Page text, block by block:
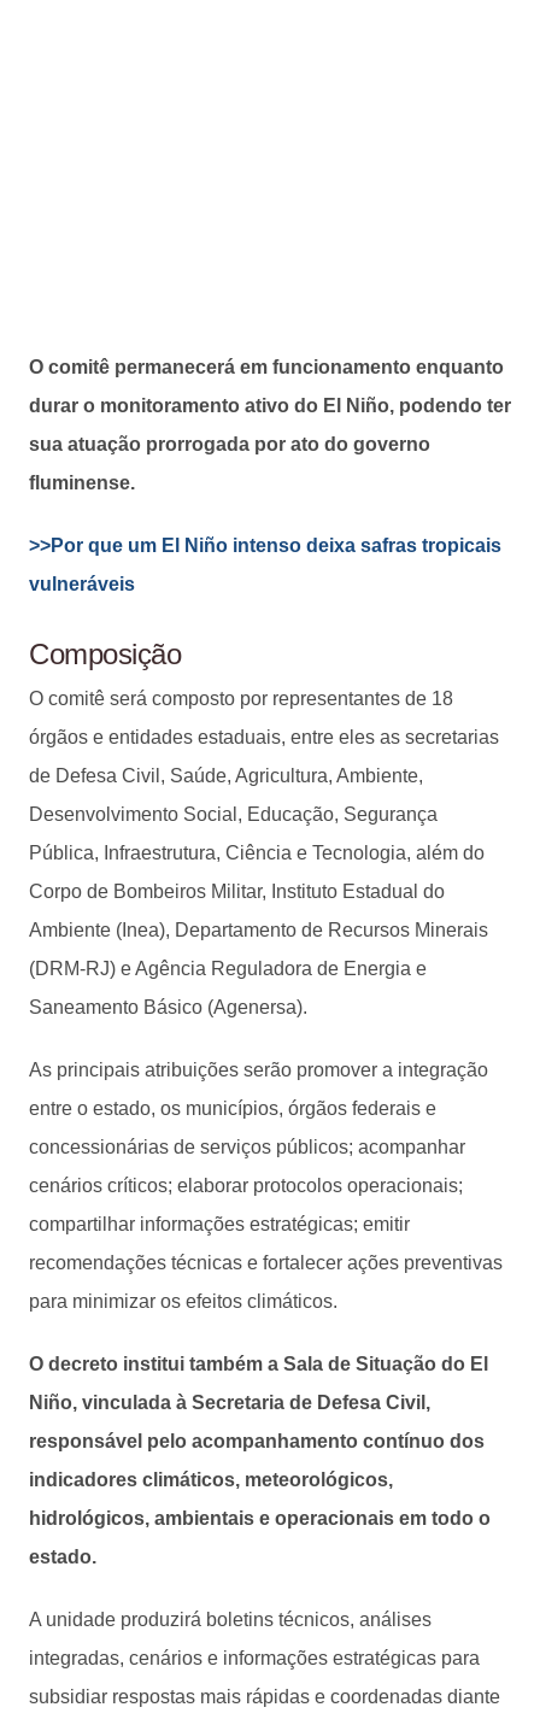
O comitê permanecerá em funcionamento enquanto
durar o monitoramento ativo do El Niño, podendo ter
sua atuação prorrogada por ato do governo
fluminense.
>>Por que um El Niño intenso deixa safras tropicais
vulneráveis
Composição
O comitê será composto por representantes de 18
órgãos e entidades estaduais, entre eles as secretarias
de Defesa Civil, Saúde, Agricultura, Ambiente,
Desenvolvimento Social, Educação, Segurança
Pública, Infraestrutura, Ciência e Tecnologia, além do
Corpo de Bombeiros Militar, Instituto Estadual do
Ambiente (Inea), Departamento de Recursos Minerais
(DRM-RJ) e Agência Reguladora de Energia e
Saneamento Básico (Agenersa).
As principais atribuições serão promover a integração
entre o estado, os municípios, órgãos federais e
concessionárias de serviços públicos; acompanhar
cenários críticos; elaborar protocolos operacionais;
compartilhar informações estratégicas; emitir
recomendações técnicas e fortalecer ações preventivas
para minimizar os efeitos climáticos.
O decreto institui também a Sala de Situação do El
Niño, vinculada à Secretaria de Defesa Civil,
responsável pelo acompanhamento contínuo dos
indicadores climáticos, meteorológicos,
hidrológicos, ambientais e operacionais em todo o
estado.
A unidade produzirá boletins técnicos, análises
integradas, cenários e informações estratégicas para
subsidiar respostas mais rápidas e coordenadas diante